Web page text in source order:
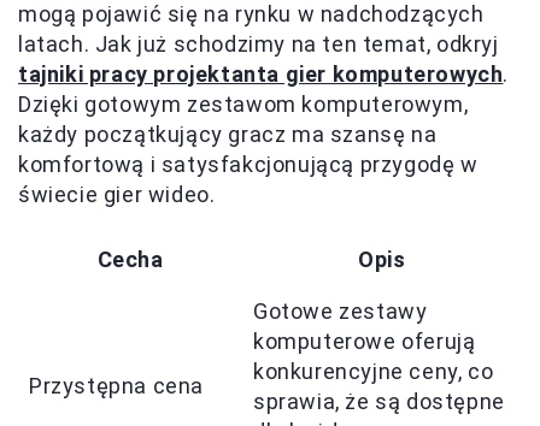
mogą pojawić się na rynku w nadchodzących
latach. Jak już schodzimy na ten temat, odkryj
tajniki pracy projektanta gier komputerowych.
Dzięki gotowym zestawom komputerowym,
każdy początkujący gracz ma szansę na
komfortową i satysfakcjonującą przygodę w
świecie gier wideo.
Cecha Opis
Przystępna cena
Gotowe zestawy
komputerowe oferują
konkurencyjne ceny, co
sprawia, że są dostępne